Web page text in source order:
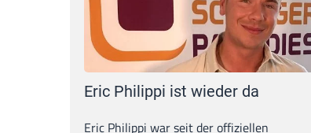
Eric Philippi ist wieder da
Eric Philippi war seit der offiziellen